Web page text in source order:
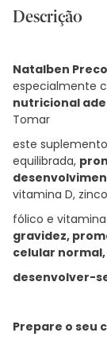
Descrição
Natalben
especialmente
nutricional
Tomar
este
equilibrada,
vitamina D,
fólico e vitamina
gravidez,
celular
desenvolver-
Prepare o seu